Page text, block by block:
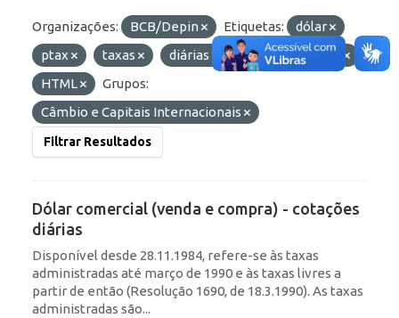
Organizações: BCB/Depin Etiquetas:
dólar
ptax
taxas diárias Formatos:
JSON
HTML
Grupos:
Câmbio e Capitais Internacionais
Filtrar Resultados
Dólar comercial (venda e compra) - cotações
diárias
Disponível desde 28.11.1984, refere-se às taxas
administradas até março de 1990 e às taxas livres a
partir de então (Resolução 1690, de 18.3.1990). As taxas
administradas são...